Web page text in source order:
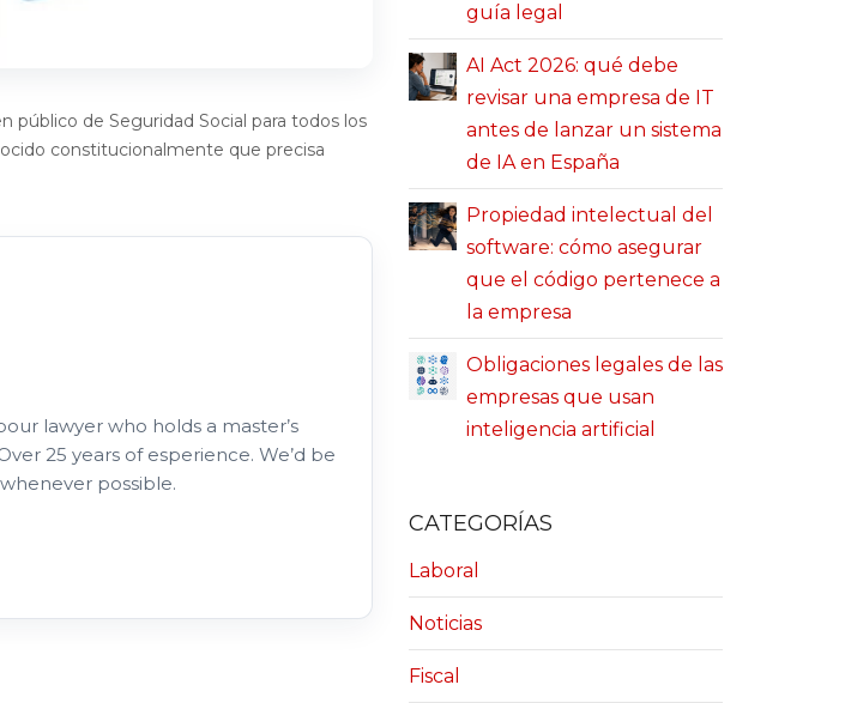
público de Seguridad Social para todos los
constitucionalmente que precisa
lawyer who holds a master’s
25 years of esperience. We’d be
possible.
guía legal
AI Act 2026: qué debe
revisar una empresa de IT
antes de lanzar un sistema
de IA en España
Propiedad intelectual del
software: cómo asegurar
que el código pertenece a
la empresa
Obligaciones legales de las
empresas que usan
inteligencia artificial
CATEGORÍAS
Laboral
Noticias
Fiscal